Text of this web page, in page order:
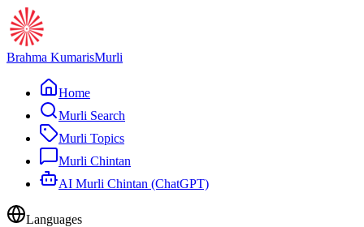
Brahma KumarisMurli
Home
Murli Search
Murli Topics
Murli Chintan
AI Murli Chintan (ChatGPT)
Languages